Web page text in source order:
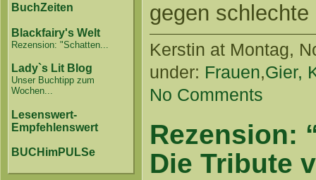
BuchZeiten
Blackfairy's Welt
Rezension: "Schatten...
Lady`s Lit Blog
Unser Buchtipp zum
Wochen...
Lesenswert-
Empfehlenswert
BUCHimPULSe
gegen schlechte
Kerstin at Montag,
under: Frauen,Gier,
No Comments
Rezension:
Die Tribute